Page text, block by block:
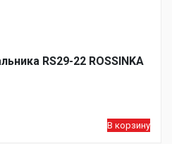
RS29-22 ROSSINKA
В корзину